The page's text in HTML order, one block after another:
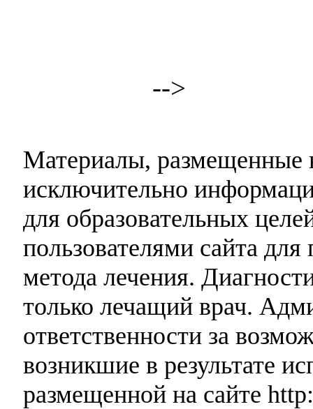
-->
Материалы, размещенные
исключительно
для образовательных
пользователями сайта
метода лечения.
только лечащий врач.
ответственности за
возникшие в результате
размещенной на сайте